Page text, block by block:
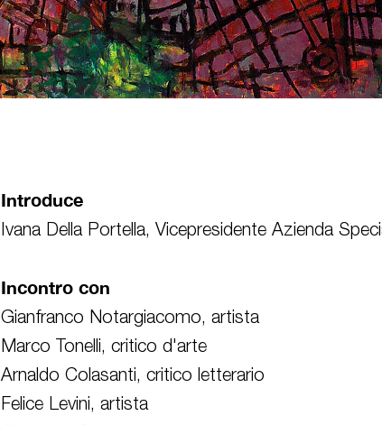
Introduce
Ivana Della Portella, Vicepresidente Azienda
Incontro con
Gianfranco Notargiacomo, artista
Marco Tonelli , critico d'arte
Arnaldo Colasanti , critico letterario
Felice Levini , artista